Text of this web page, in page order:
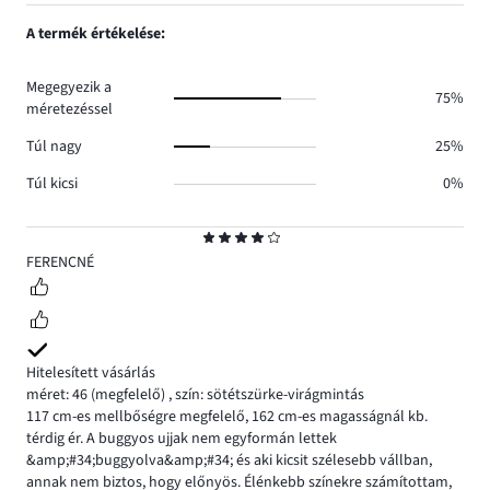
4
FERENCNÉ
Hitelesített vásárlás
méret: 46 (megfelelő) ,szín: sötétszürke-virágmintás
117 cm-es mellbőségre megfelelő, 162 cm-es magasságnál kb.
térdig ér. A buggyos ujjak nem egyformán lettek
&amp;#34;buggyolva&amp;#34; és aki kicsit szélesebb vállban,
annak nem biztos, hogy előnyös. Élénkebb színekre számítottam,
A termék értékelése:
Megegyezik a
méretezéssel
75%
Túl nagy
25%
Túl kicsi
0%